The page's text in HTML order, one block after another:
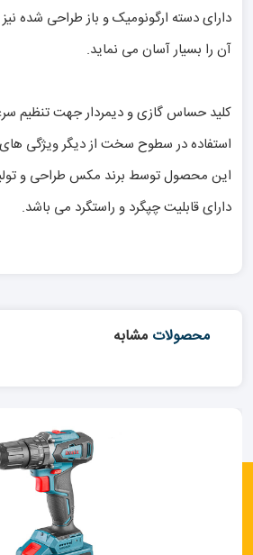
دارای دسته ارگونومیک و باز طراحی شده
آن را بسیار آسان می نماید.
کلید حساس گازی و دیمردار جهت تنظیم
استفاده در سطوح سخت از دیگر ویژگی
این محصول توسط برند مکس طراحی و
دارای قابلیت چپگرد و راستگرد می باشد.
محصولات مشابه